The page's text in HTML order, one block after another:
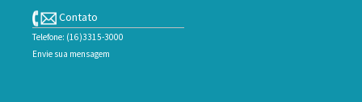
Contato
Telefone: (16)3315-3000
Envie sua mensagem